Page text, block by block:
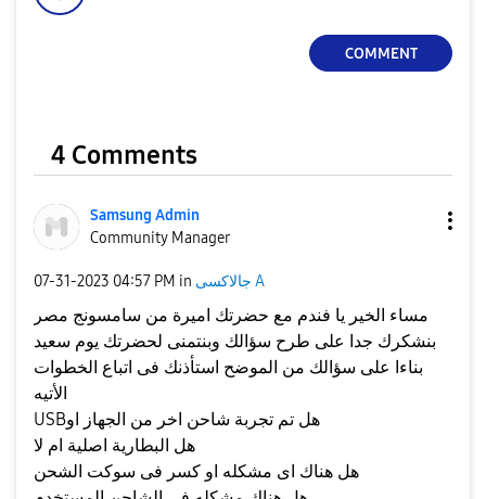
COMMENT
4 Comments
Samsung Admin
Community Manager
‎07-31-2023 04:57 PM in جالاكسى A
مساء الخير يا فندم مع حضرتك اميرة من سامسونج مصر
بنشكرك جدا على طرح سؤالك وبنتمنى لحضرتك يوم سعيد
بناءا على سؤالك من الموضح استأذنك فى اتباع الخطوات
الأتيه
USBهل تم تجربة شاحن اخر من الجهاز او
هل البطارية اصلية ام لا
هل هناك اى مشكله او كسر فى سوكت الشحن